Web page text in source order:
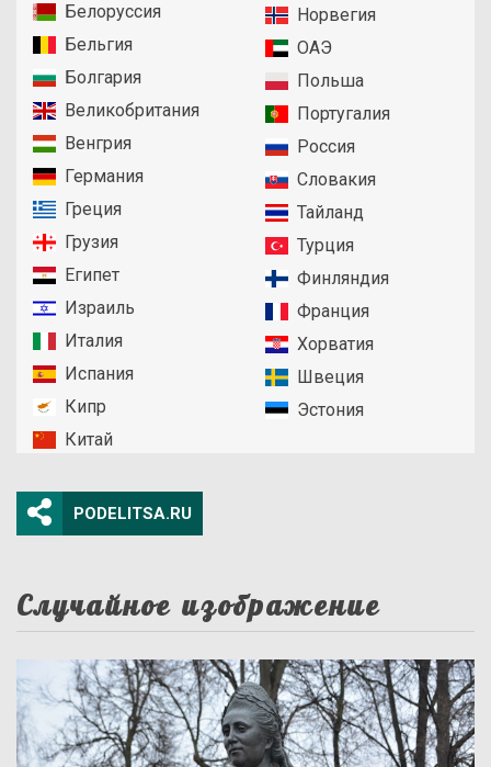
Белоруссия
Бельгия
Болгария
Великобритания
Венгрия
Германия
Греция
Грузия
Египет
Израиль
Италия
Испания
Кипр
Китай
Норвегия
ОАЭ
Польша
Португалия
Россия
Словакия
Тайланд
Турция
Финляндия
Франция
Хорватия
Швеция
Эстония
PODELITSA.RU
Случайное изображение